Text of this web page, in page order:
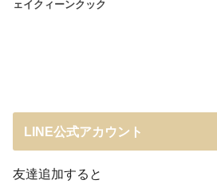
ェイクィーンクック
LINE公式アカウント
友達追加すると